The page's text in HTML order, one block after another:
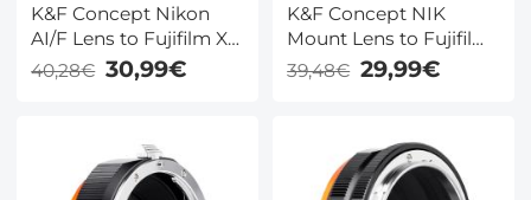
K&F Concept Nikon
AI/F Lens to Fujifilm X
Mount Adapter
40,28€ 30,99€
K&F Concept NIK
Mount Lens to Fujifilm
FX Mount Camera
Adapter
39,48€ 29,99€